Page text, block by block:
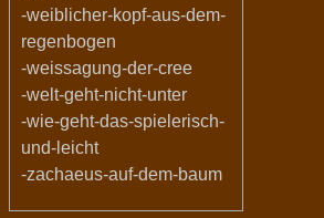
-weiblicher-kopf-aus-dem-
regenbogen
-weissagung-der-cree
-welt-geht-nicht-unter
-wie-geht-das-spielerisch-
und-leicht
-zachaeus-auf-dem-baum